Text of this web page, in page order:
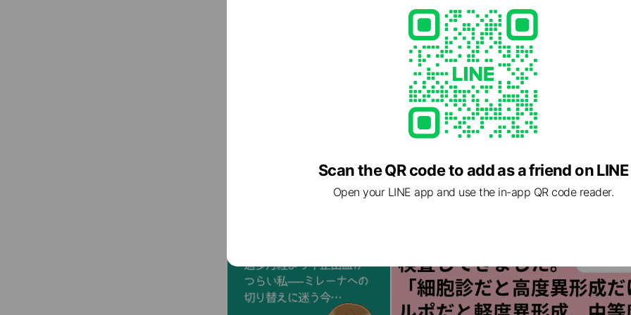
Scan the QR code to add as a friend on LINE
Open your LINE app and use the in-app QR code reader.